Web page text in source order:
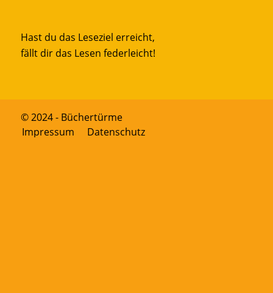
Hast du das Leseziel erreicht,
fällt dir das Lesen federleicht!
© 2024 - Büchertürme
Impressum
Datenschutz